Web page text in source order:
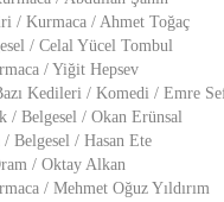
/ Kurmaca / Ahmet Toğaç
/ Celal Yücel Tombul
/ Yiğit Hepsev
Kedileri / Komedi / Emre
/ Belgesel / Okan Erünsal
Belgesel / Hasan Ete
/ Oktay Alkan
/ Mehmet Oğuz Yıldırım